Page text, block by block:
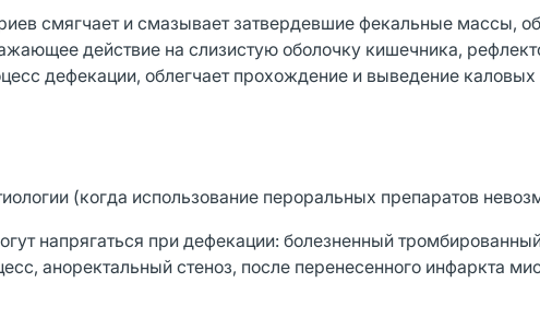
смягчает и смазывает затвердевшие фекальные массы,
действие на слизистую оболочку кишечника,
дефекации, облегчает прохождение и выведение
(когда использование пероральных препаратов
напрягаться при дефекации: болезненный
аноректальный стеноз, после перенесенного инфаркта